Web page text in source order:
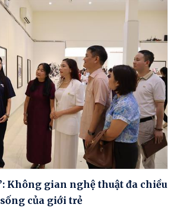
Không gian nghệ thuật đa chiều
của giới trẻ